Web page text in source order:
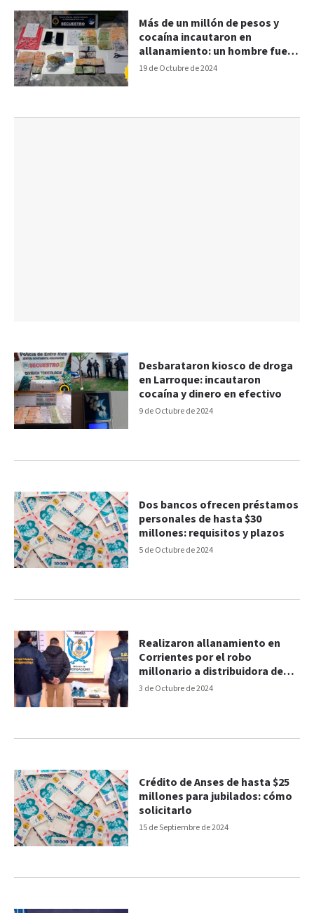
19 de Octubre de 2024
Más de un millón de pesos y
cocaína incautaron en
allanamiento: un hombre fue
detenido
9 de Octubre de 2024
Desbarataron kiosco de droga
en Larroque: incautaron
cocaína y dinero en efectivo
5 de Octubre de 2024
Dos bancos ofrecen préstamos
personales de hasta $30
millones: requisitos y plazos
3 de Octubre de 2024
Realizaron allanamiento en
Corrientes por el robo
millonario a distribuidora de
Chajarí
15 de Septiembre de 2024
Crédito de Anses de hasta $25
millones para jubilados: cómo
solicitarlo